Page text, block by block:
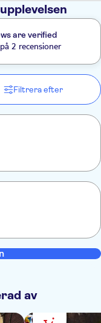
are verified
2 recensioner
Filtrera efter
av